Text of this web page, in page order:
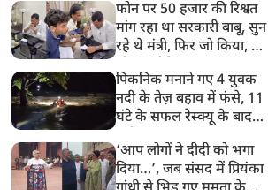
बेटी को गोद लें प्रधानमंत्री
फोन पर 50 हजार की रिश्वत
मांग रहा था सरकारी बाबू, सुन
रहे थे मंत्री, फिर जो किया, वो
पिकनिक मनाने गए 4 युवक
नदी के तेज़ बहाव में फंसे, 11
घंटे के सफल रेस्क्यू के बाद
‘आप लोगों ने दीदी को भगा
दिया…’, जब संसद में प्रियंका